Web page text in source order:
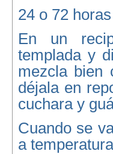
24 o 72
En un
templada y
mezcla bien
déjala en
cuchara y
Cuando se
a